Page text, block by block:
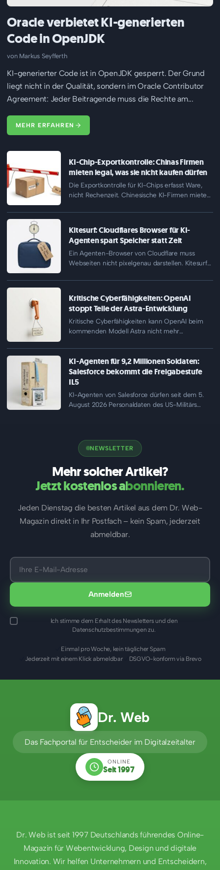
Oracle verbietet KI-generierten
Code in OpenJDK
Markus Seyfferth
KI-generierter Code ist in OpenJDK gesperrt. Der Grund
liegt nicht in der Qualität, sondern im Oracle Contributor
Agreement: Jeder Beitragende muss die Rechte am...
MEHR ERFAHREN
KI-Chip-Exportkontrolle: Chinas Firmen
mieten legal, was sie nicht kaufen dürfen
Die Exportkontrolle für KI-Chips erfasst Ware,
nicht Rechenzeit. Chinesische KI-Firmen mieten
Rechenzentren in Thailand, Malaysia…
Kitesurf: Cloudflares Browser für KI-
Agenten spart Speicher statt Zeit
Ein Agenten-Browser von Cloudflare muss
Webseiten nicht pixelgenau darstellen. Kitesurf
weniger Speicher…
Kritische Cyberfähigkeiten: OpenAI
stoppt Teile der Astra-Entwicklung
Kritische Cyberfähigkeiten kann OpenAI beim
kommenden Modell Astra nicht mehr
seine verschärften…
KI-Agenten für 9,2 Millionen Soldaten:
Salesforce bekommt die Freigabestufe
IL5
KI-Agenten von Salesforce dürfen seit dem 5.
August 2026 Personaldaten des US-Militärs
NEWSLETTER
Mehr solcher Artikel?
Jetzt kostenlos abonnieren.
Jeden Dienstag die besten Artikel aus dem Dr. Web-
Magazin direkt in Ihr Postfach – kein Spam, jederzeit
abmeldbar.
Anmelden
Ich stimme dem Erhalt des Newsletters und den
Datenschutzbestimmungen zu.
Einmal pro Woche, kein täglicher Spam
Jederzeit mit einem Klick abmeldbar
DSGVO-konform via Brevo
Dr. Web
Das Fachportal für Entscheider im Digitalzeitalter
ONLINE
Seit 1997
Dr. Web ist seit 1997 Deutschlands führendes Online-
Magazin für Webentwicklung, Design und digitale
Innovation. Wir helfen Unternehmern und Entscheidern,